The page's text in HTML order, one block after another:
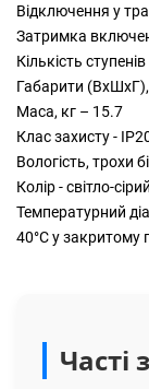
Відключення у
Затримка
Кількість
Габарити
Маса, кг – 15.7
Клас захисту -
Вологість, трохи
Колір - світло-сірий
Температурний
40°С у закритому
Часті